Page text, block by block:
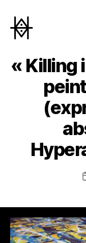
« Killing